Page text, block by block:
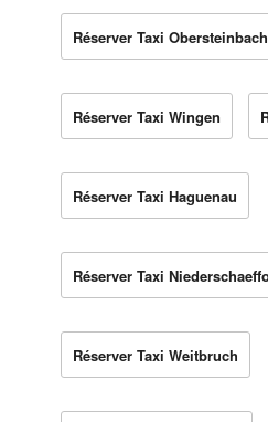
Réserver Taxi Obersteinbach
Réserver Taxi Wingen
Réserver Taxi Haguenau
Réserver Taxi
Réserver Taxi Weitbruch